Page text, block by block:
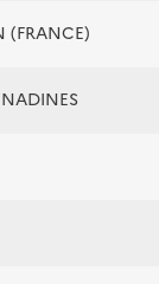
(FRANCE)